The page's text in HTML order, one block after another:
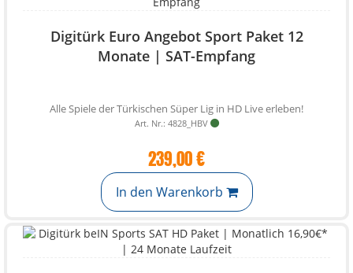
Digitürk Euro Angebot Sport Paket 12
Monate | SAT-Empfang
Alle Spiele der Türkischen Süper Lig in HD Live erleben!
Art. Nr.: 4828_HBV
239,00 €
In den Warenkorb